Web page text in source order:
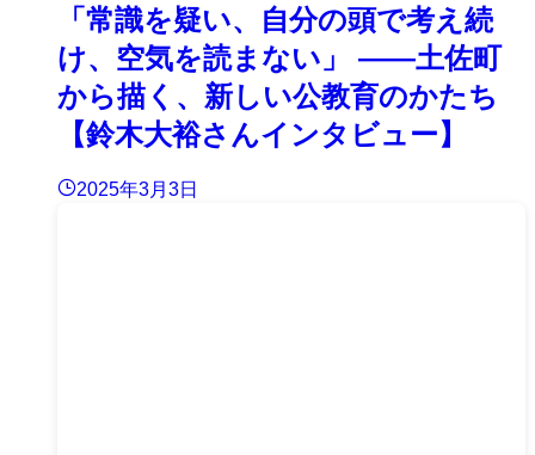
「常識を疑い、自分の頭で考え続
け、空気を読まない」 ——土佐町
から描く、新しい公教育のかたち
【鈴木大裕さんインタビュー】
2025年3月3日